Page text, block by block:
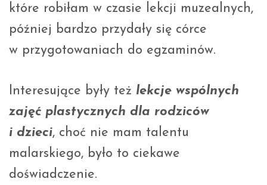
które robiłam w czasie lekcji muzealnych,
później bardzo przydały się córce
w przygotowaniach do egzaminów.
Interesujące były też lekcje wspólnych
zajęć plastycznych dla rodziców
i dzieci, choć nie mam talentu
malarskiego, było to ciekawe
doświadczenie.